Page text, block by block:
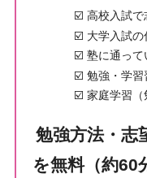
☑️ 高校入試で
☑️ 大学入試の
☑️ 塾に通って
☑️ 勉強・学習
☑️ 家庭学習（
勉強方法・志
を無料（約60